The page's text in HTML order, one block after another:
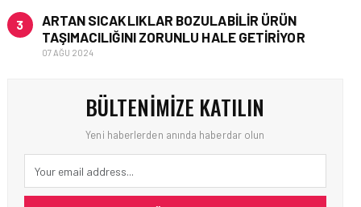
3
ARTAN SICAKLIKLAR BOZULABILIR ÜRÜN
TAŞIMACILIĞINI ZORUNLU HALE GETIRIYOR
07 AĞU 2024
BÜLTENIMIZE KATILIN
Yeni haberlerden anında haberdar olun